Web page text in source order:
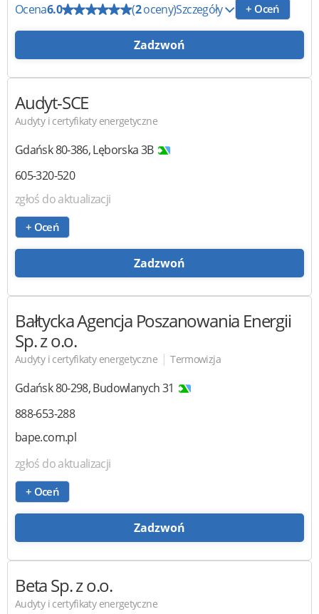
Ocena6.0 (2oceny)Szczegóły + Oceń
Zadzwoń
Audyt-SCE
Audyty i certyfikaty energetyczne
Gdańsk80-386,Lęborska 3B
605-320-520
zgłoś do aktualizacji
+ Oceń
Zadzwoń
Bałtycka Agencja Poszanowania Energii
Sp. z o.o.
Audyty i certyfikaty energetyczne | Termowizja
Gdańsk80-298,Budowlanych 31
888-653-288
bape.com.pl
zgłoś do aktualizacji
+ Oceń
Zadzwoń
BetaSp. z o.o.
Audyty i certyfikaty energetyczne